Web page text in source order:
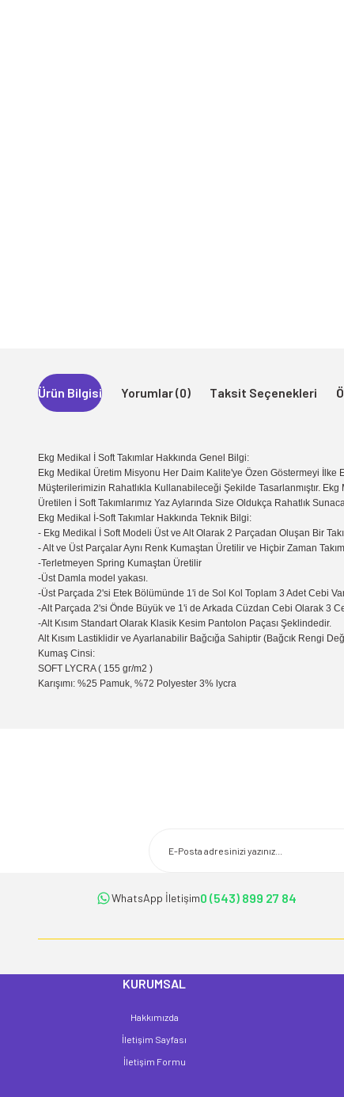
Ürün Bilgisi Yorumlar (0) Taksit Seçenekleri
Ekg Medikal İ Soft Takımlar Hakkında Genel Bilgi:
Ekg Medikal Üretim Misyonu Her Daim Kalite'ye Özen Göstermeyi
Müşterilerimizin Rahatlıkla Kullanabileceği Şekilde Tasarlanmıştır.
Üretilen İ Soft Takımlarımız Yaz Aylarında Size Oldukça Rahatlık
Ekg Medikal İ-Soft Takımlar Hakkında Teknik Bilgi:
- Ekg Medikal İ Soft Modeli Üst ve Alt Olarak 2 Parçadan Oluşan Bir
- Alt ve Üst Parçalar Aynı Renk Kumaştan Üretilir ve Hiçbir Zaman
-Terletmeyen Spring Kumaştan Üretilir
-Üst Damla model yakası.
-Üst Parçada 2'si Etek Bölümünde 1'i de Sol Kol Toplam 3 Adet Cebi
-Alt Parçada 2'si Önde Büyük ve 1'i de Arkada Cüzdan Cebi Olarak 3
-Alt Kısım Standart Olarak Klasik Kesim Pantolon Paçası Şeklindedir.
Alt Kısım Lastiklidir ve Ayarlanabilir Bağcığa Sahiptir (Bağcık Rengi
Kumaş Cinsi:
SOFT LYCRA ( 155 gr/m2 )
Karışımı: %25 Pamuk, %72 Polyester 3% lycra
Ürün açıklamasında eksik bilgiler bulunuyor.
Ürün fiyatı diğer sitelerden daha pahalı.
WhatsApp İletişim0 (543) 899 27 84
KURUMSAL
Hakkımızda
İletişim Sayfası
İletişim Formu